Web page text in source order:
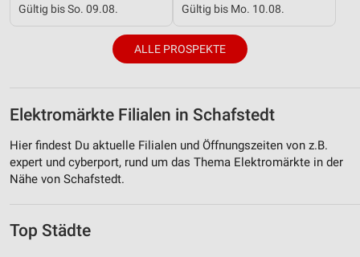
Gültig bis So. 09.08. Gültig bis Mo. 10.08.
ALLE PROSPEKTE
Elektromärkte Filialen in Schafstedt
Hier findest Du aktuelle Filialen und Öffnungszeiten von z.B.
expert und cyberport, rund um das Thema Elektromärkte in der
Nähe von Schafstedt.
Top Städte